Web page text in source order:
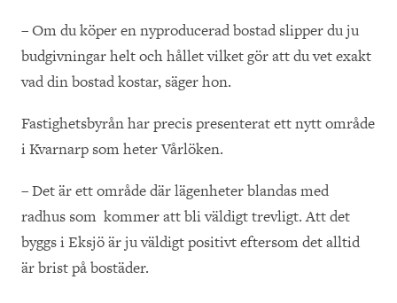
– Om du köper en nyproducerad bostad slipper du ju
budgivningar helt och hållet vilket gör att du vet exakt
vad din bostad kostar, säger hon.
Fastighetsbyrån har precis presenterat ett nytt område
i Kvarnarp som heter Vårlöken.
– Det är ett område där lägenheter blandas med
radhus som kommer att bli väldigt trevligt. Att det
byggs i Eksjö är ju väldigt positivt eftersom det alltid
är brist på bostäder.